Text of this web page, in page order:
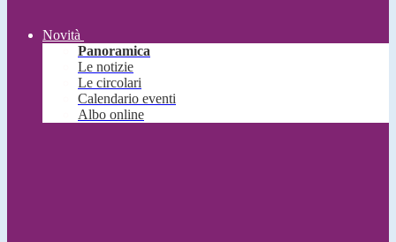
Novità
Panoramica
Le notizie
Le circolari
Calendario eventi
Albo online